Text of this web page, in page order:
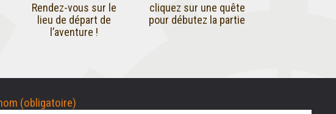
Rendez-vous sur le
lieu de départ de
l’aventure !
cliquez sur une quête
pour débutez la partie
(obligatoire)